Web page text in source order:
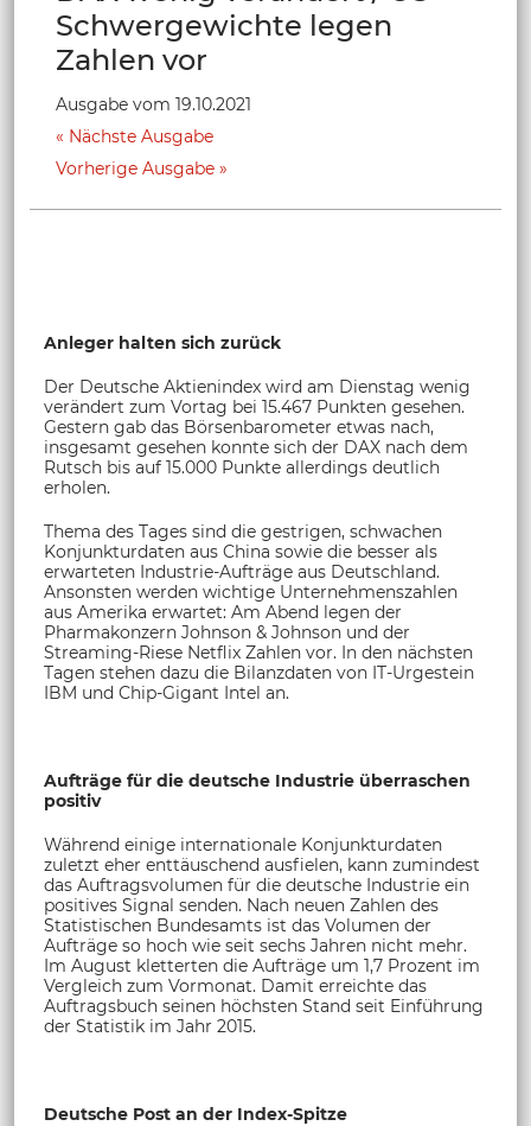
Schwergewichte legen
Zahlen vor
Ausgabe vom 19.10.2021
Nächste Ausgabe
Vorherige Ausgabe
Anleger halten sich zurück
Der Deutsche Aktienindex wird am Dienstag wenig
verändert zum Vortag bei 15.467 Punkten gesehen.
Gestern gab das Börsenbarometer etwas nach,
insgesamt gesehen konnte sich der DAX nach dem
Rutsch bis auf 15.000 Punkte allerdings deutlich
erholen.
Thema des Tages sind die gestrigen, schwachen
Konjunkturdaten aus China sowie die besser als
erwarteten Industrie-Aufträge aus Deutschland.
Ansonsten werden wichtige Unternehmenszahlen
aus Amerika erwartet: Am Abend legen der
Pharmakonzern Johnson & Johnson und der
Streaming-Riese Netflix Zahlen vor. In den nächsten
Tagen stehen dazu die Bilanzdaten von IT-Urgestein
IBM und Chip-Gigant Intel an.
Aufträge für die deutsche Industrie überraschen
positiv
Während einige internationale Konjunkturdaten
zuletzt eher enttäuschend ausfielen, kann zumindest
das Auftragsvolumen für die deutsche Industrie ein
positives Signal senden. Nach neuen Zahlen des
Statistischen Bundesamts ist das Volumen der
Aufträge so hoch wie seit sechs Jahren nicht mehr.
Im August kletterten die Aufträge um 1,7 Prozent im
Vergleich zum Vormonat. Damit erreichte das
Auftragsbuch seinen höchsten Stand seit Einführung
der Statistik im Jahr 2015.
Deutsche Post an der Index-Spitze